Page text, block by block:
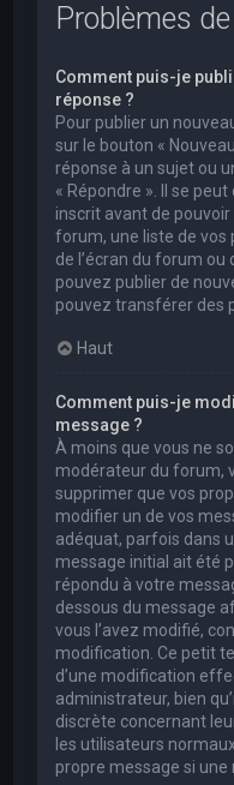
Problèmes
Comment puis-je
réponse ?
Pour publier un
sur le bouton «
réponse à un sujet ou
« Répondre ». Il se
inscrit avant de
forum, une liste de vos
de l’écran du forum ou
pouvez publier de
pouvez transférer des
Haut
Comment puis-je
message ?
À moins que vous ne
modérateur du forum,
supprimer que vos
modifier un de vos
adéquat, parfois dans
message initial ait été
répondu à votre
dessous du message
vous l’avez modifié,
modification. Ce petit
d’une modification
administrateur, bien
discrète concernant
les utilisateurs
propre message si une